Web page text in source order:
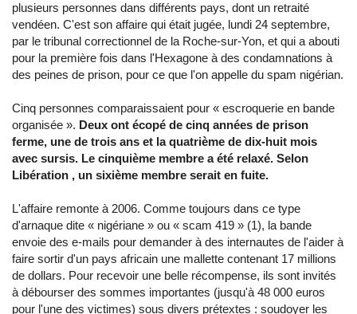
plusieurs personnes dans différents pays, dont un retraité
vendéen. C'est son affaire qui était jugée, lundi 24 septembre,
par le tribunal correctionnel de la Roche-sur-Yon, et qui a abouti
pour la première fois dans l'Hexagone à des condamnations à
des peines de prison, pour ce que l'on appelle du spam nigérian.
Cinq personnes comparaissaient pour « escroquerie en bande
organisée ». Deux ont écopé de cinq années de prison
ferme, une de trois ans et la quatrième de dix-huit mois
avec sursis. Le cinquième membre a été relaxé. Selon
Libération , un sixième membre serait en fuite.
L'affaire remonte à 2006. Comme toujours dans ce type
d'arnaque dite « nigériane » ou « scam 419 » (1), la bande
envoie des e-mails pour demander à des internautes de l'aider à
faire sortir d'un pays africain une mallette contenant 17 millions
de dollars. Pour recevoir une belle récompense, ils sont invités
à débourser des sommes importantes (jusqu'à 48 000 euros
pour l'une des victimes) sous divers prétextes : soudoyer les